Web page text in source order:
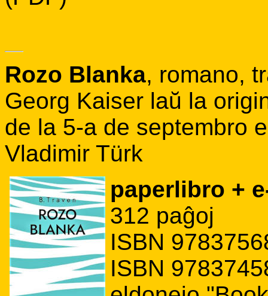
Rozo Blanka, romano,
Georg Kaiser laŭ la
de la 5-a de septembro
Vladimir Türk
paperlibro +
312 paĝoj
ISBN
ISBN